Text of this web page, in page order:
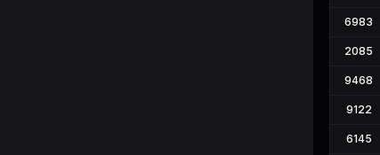
6983
2085
9468
9122
6145